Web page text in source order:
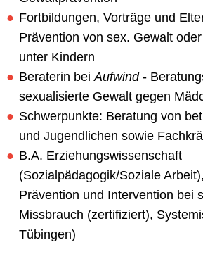
Fortbildungen, Vorträge und
Prävention von sex. Gewalt
unter Kindern
Beraterin beiAufwind-
sexualisierte Gewalt gegen
Schwerpunkte: Beratung von
und Jugendlichen sowie
B.A. Erziehungswissenschaft
(Sozialpädagogik/Soziale
Prävention und Intervention bei
Missbrauch (zertifiziert),
Tübingen)